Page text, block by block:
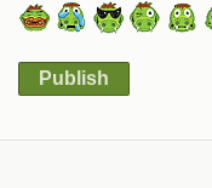
Publish